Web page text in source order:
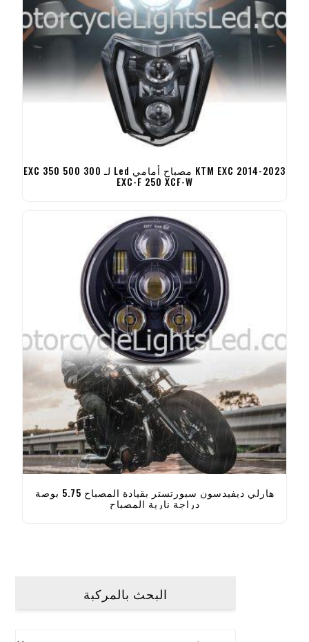
2014-2023 KTM EXC مصباح أمامي Led لـ 300 500 EXC 350
EXC-F 250 XCF-W
هارلي ديفيدسون سبورتستر بقيادة المصباح 5.75 بوصة
دراجة نارية المصباح
البحث بالمركبة